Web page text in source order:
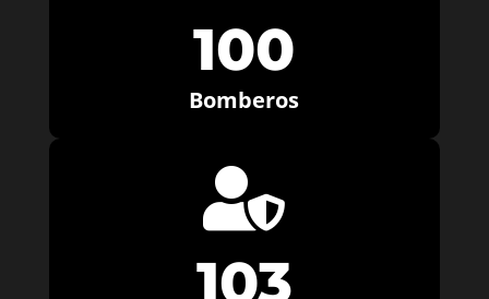
100
Bomberos

103